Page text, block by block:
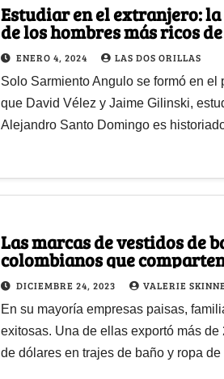
Estudiar en el extranjero: la
de los hombres más ricos
ENERO 4, 2024 LAS DOS ORILLAS
Solo Sarmiento Angulo se formó en el
que David Vélez y Jaime Gilinski,
Alejandro Santo Domingo es
Las marcas de vestidos de
colombianos que
con Gucci y Carolina
DICIEMBRE 24, 2023 VALERIE
En su mayoría empresas paisas,
exitosas. Una de ellas exportó más de
de dólares en trajes de baño y ropa